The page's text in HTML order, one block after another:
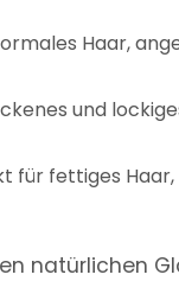
Haar,
und
für fettiges Haar,
natürlichen